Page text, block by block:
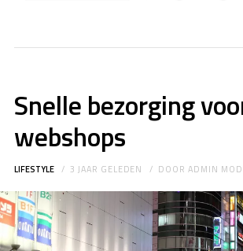
Snelle bezorging
webshops
LIFESTYLE 3 JAAR GELEDEN DOORADMIN